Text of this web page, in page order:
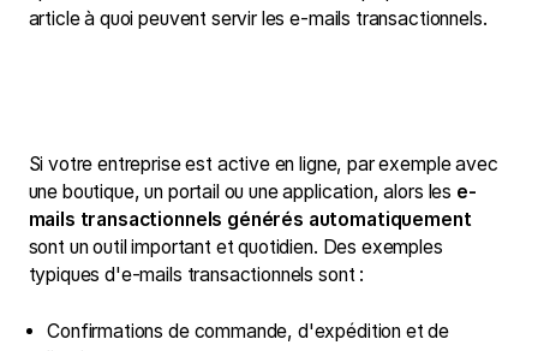
article à quoi peuvent servir les e-mails transactionnels.
Si votre entreprise est active en ligne, par exemple avec
une boutique, un portail ou une application, alors les e-
mails transactionnels générés automatiquement
sont un outil important et quotidien. Des exemples
typiques d'e-mails transactionnels sont :
Confirmations de commande, d'expédition et de